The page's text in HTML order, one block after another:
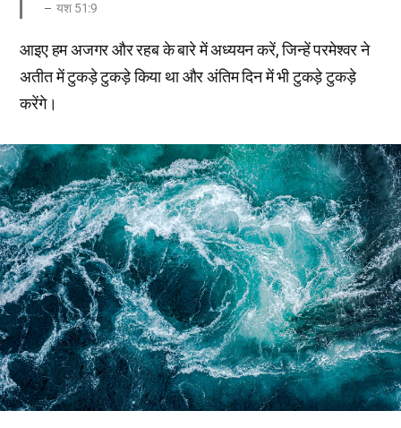
यश 51:9
आइए हम अजगर और रहब के बारे में अध्ययन करें, जिन्हें परमेश्वर ने
अतीत में टुकड़े टुकड़े किया था और अंतिम दिन में भी टुकड़े टुकड़े
करेंगे।